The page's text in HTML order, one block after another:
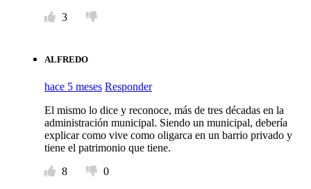
3
ALFREDO
hace 5 meses Responder
El mismo lo dice y reconoce, más de tres décadas en la
administración municipal. Siendo un municipal, debería
explicar como vive como oligarca en un barrio privado y
tiene el patrimonio que tiene.
8
0